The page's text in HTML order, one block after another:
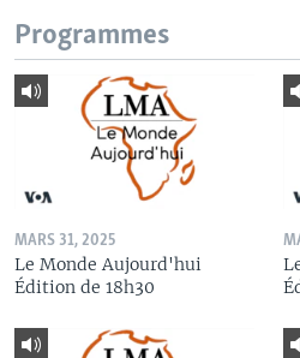
Programmes
MARS 31, 2025
Le Monde Aujourd'hui
Édition de 18h30